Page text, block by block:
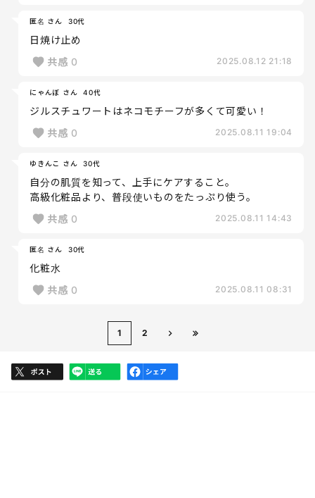
匿名 さん 30代
日焼け止め
共感 0 2025.08.12 21:18
にゃんぼ さん 40代
ジルスチュワートはネコモチーフが多くて可愛い！
共感 0 2025.08.11 19:04
ゆきんこ さん 30代
自分の肌質を知って、上手にケアすること。
高級化粧品より、普段使いものをたっぷり使う。
共感 0 2025.08.11 14:43
匿名 さん 30代
化粧水
共感 0 2025.08.11 08:31
1 2